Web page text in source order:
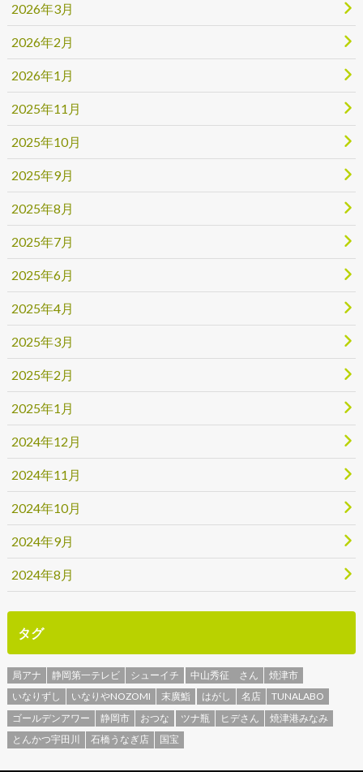
2026年3月
2026年2月
2026年1月
2025年11月
2025年10月
2025年9月
2025年8月
2025年7月
2025年6月
2025年4月
2025年3月
2025年2月
2025年1月
2024年12月
2024年11月
2024年10月
2024年9月
2024年8月
タグ
局アナ 静岡第一テレビ シューイチ 中山秀征 さん
焼津市
いなりずし
いなりやNOZOMI 末廣鮨 はがし 名店
TUNALABO
ゴールデンアワー
静岡市 おつな ツナ瓶 ヒデさん
焼津港みなみ
とんかつ宇田川
石橋うなぎ店 国宝